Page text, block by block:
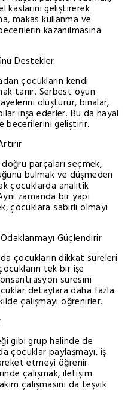
kaslarını geliştirerek
makas kullanma ve
kazanılmasına
Destekler
çocukların kendi
tanır. Serbest oyun
oluşturur, binalar,
inşa ederler. Bu da hayal
becerilerini geliştirir.
parçaları seçmek,
bulmak ve düşmeden
çocuklarda analitik
zamanda bir yapı
sabırlı olmayı
Güçlendirir
çocukların dikkat süreleri
tek bir işe
süresini
detaylara daha fazla
çalışmayı öğrenirler.
gibi grup halinde de
çocuklar paylaşmayı, iş
etmeyi öğrenir.
çalışmak, iletişim
çalışmasını da teşvik